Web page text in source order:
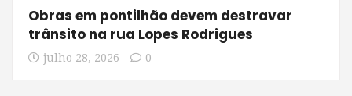
Obras em pontilhão devem destravar
trânsito na rua Lopes Rodrigues
julho 28, 2026 0